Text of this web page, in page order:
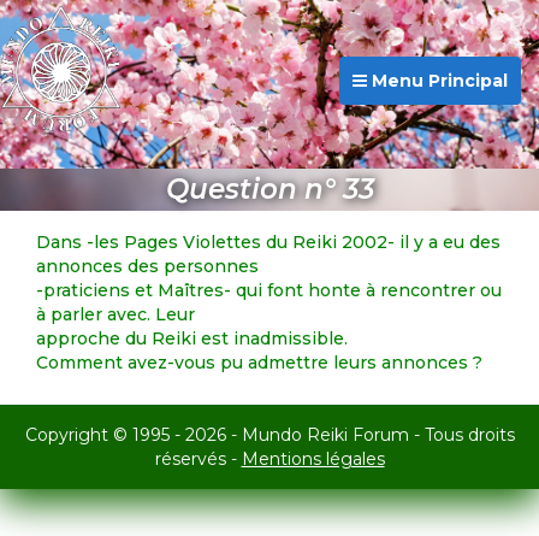
Menu Principal
Question n° 33
Dans -les Pages Violettes du Reiki 2002- il y a eu des
annonces des personnes
-praticiens et Maîtres- qui font honte à rencontrer ou
à parler avec. Leur
approche du Reiki est inadmissible.
Comment avez-vous pu admettre leurs annonces ?
Copyright © 1995 - 2026 - Mundo Reiki Forum - Tous droits
réservés - Mentions légales